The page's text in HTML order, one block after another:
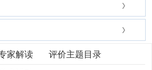
家解读 评价主题目录